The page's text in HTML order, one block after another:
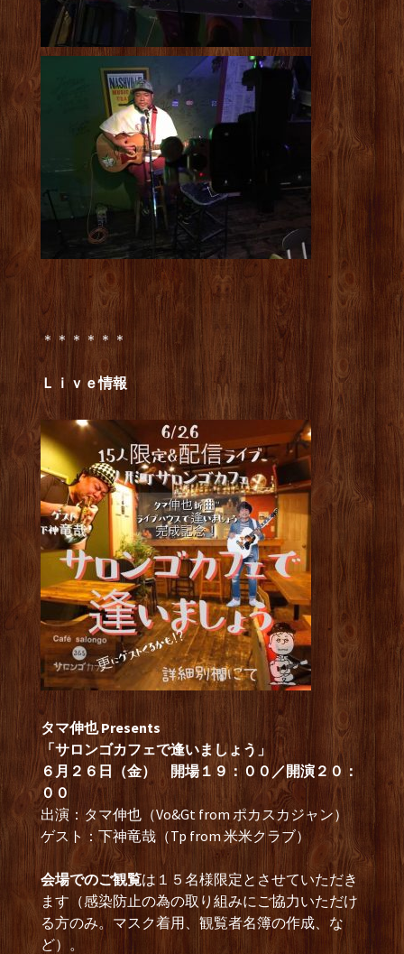
＊＊＊＊＊＊
Ｌｉｖｅ情報
タマ伸也 Presents
「サロンゴカフェで逢いましょう」
６月２６日（金） 開場１９：００／開演２０：
００
出演：タマ伸也（Vo&Gt from ポカスカジャン）
ゲスト：下神竜哉（Tp from 米米クラブ）
会場でのご観覧は１５名様限定とさせていただき
ます（感染防止の為の取り組みにご協力いただけ
る方のみ。マスク着用、観覧者名簿の作成、な
ど）。